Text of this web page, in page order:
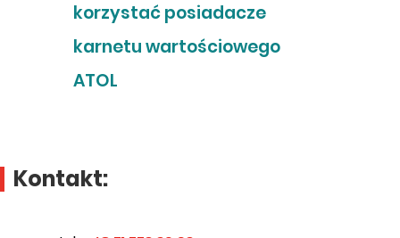
korzystać posiadacze
karnetu wartościowego
ATOL
Kontakt: